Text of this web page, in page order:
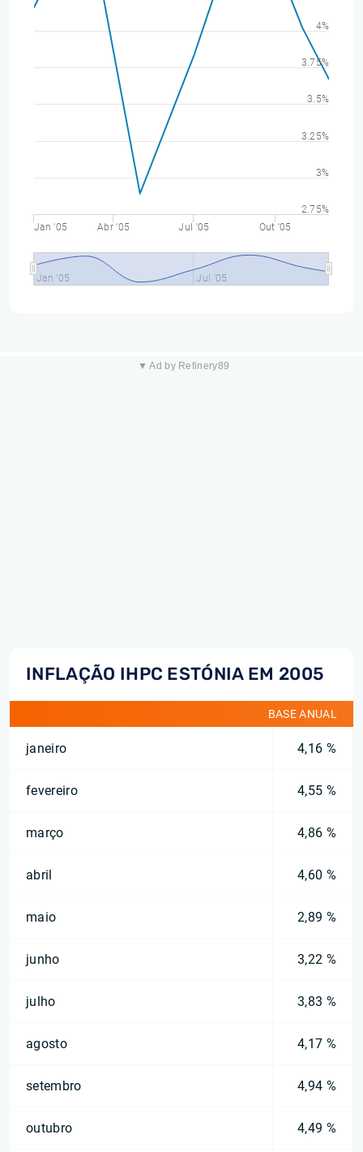
Jan '05 Abr '05 Jul '05 Out '05
Jan '05 Jul '05
2.75%
3%
3.25%
3.5%
3.75%
4%
▼ Ad by Refinery89
INFLAÇÃO IHPC ESTÓNIA EM 2005
BASE ANUAL
janeiro 4,16 %
fevereiro 4,55 %
março 4,86 %
abril 4,60 %
maio 2,89 %
junho 3,22 %
julho 3,83 %
agosto 4,17 %
setembro 4,94 %
outubro 4,49 %